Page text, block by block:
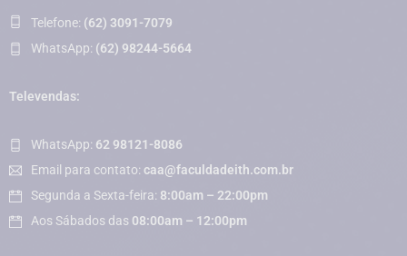
Telefone: (62) 3091-7079
WhatsApp: (62) 98244-5664
Televendas:
WhatsApp: 62 98121-8086
Email para contato: caa@faculdadeith.com.br
Segunda a Sexta-feira: 8:00am – 22:00pm
Aos Sábados das 08:00am – 12:00pm